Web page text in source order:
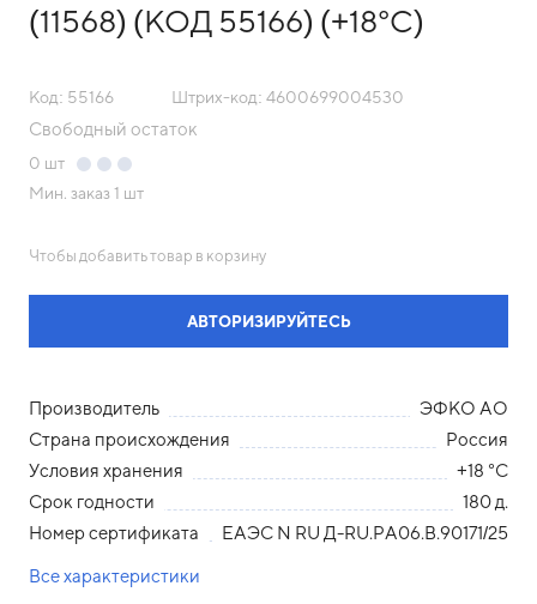
(11568) (КОД 55166) (+18°С)
Код: 55166 Штрих-код: 4600699004530
Свободный остаток
0 шт
Мин. заказ 1 шт
Чтобы добавить товар в корзину
АВТОРИЗИРУЙТЕСЬ
Производитель
ЭФКО АО
Страна происхождения
Россия
Условия хранения
+18 °С
Срок годности
180 д.
Номер сертификата
ЕАЭС N RU Д-RU.РА06.В.90171/25
Все характеристики